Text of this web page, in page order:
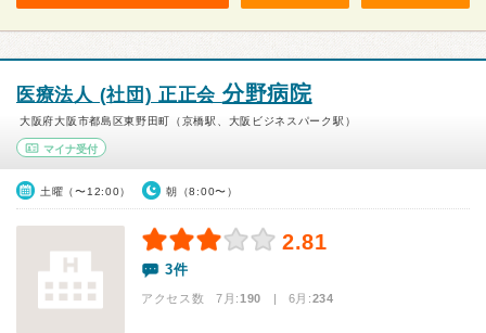
医療法人 (社団) 正正会 分野病院
大阪府大阪市都島区東野田町（京橋駅、大阪ビジネスパーク駅）
マイナ受付
土曜（〜12:00） 朝（8:00〜）
2.81
3件
アクセス数 7月:190 | 6月:234